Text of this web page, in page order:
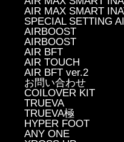
AIR MAX SMART
SPECIAL SETTING
AIRBOOST
AIRBOOST
AIR BFT
AIR TOUCH
AIR BFT ver.2
お問い合わせ
COILOVER KIT
TRUEVA
TRUEVA極
HYPER FOOT
ANY ONE